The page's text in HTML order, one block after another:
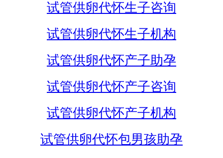
试管供卵代怀生子咨询
试管供卵代怀生子机构
试管供卵代怀产子助孕
试管供卵代怀产子咨询
试管供卵代怀产子机构
试管供卵代怀包男孩助孕